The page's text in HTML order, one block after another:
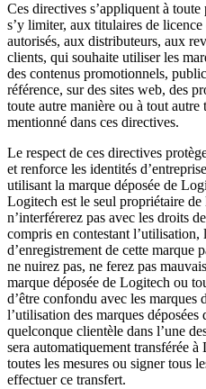
Ces directives s’appliquent à
s’y limiter, aux titulaires de
autorisés, aux distributeurs, aux
clients, qui souhaite utiliser les
des contenus promotionnels,
référence, sur des sites web, des
toute autre manière ou à tout
mentionné dans ces directives.
Le respect de ces directives
et renforce les identités
utilisant la marque déposée de
Logitech est le seul propriétaire
n’interférerez pas avec les droits
compris en contestant l’utilisation,
d’enregistrement de cette marque
ne nuirez pas, ne ferez pas
marque déposée de Logitech ou
d’être confondu avec les
l’utilisation des marques
quelconque clientèle dans l’une
sera automatiquement transférée
toutes les mesures ou signer tous
effectuer ce transfert.